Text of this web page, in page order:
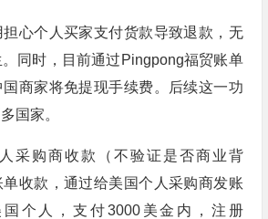
心个人买家支付货款导致退款，无
同时，目前通过Pingpong福贸账单
商家将免提现手续费。后续这一功
国家。
采购商收款（不验证是否商业背
收款，通过给美国个人采购商发账
个人，支付3000美金内，注册